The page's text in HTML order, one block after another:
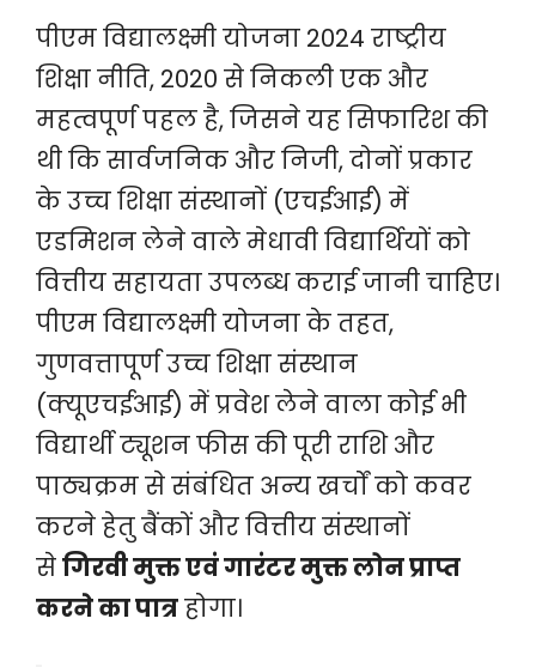
पीएम विद्यालक्ष्मी योजना 2024 राष्ट्रीय
शिक्षा नीति, 2020 से निकली एक और
महत्वपूर्ण पहल है, जिसने यह सिफारिश की
थी कि सार्वजनिक और निजी, दोनों प्रकार
के उच्च शिक्षा संस्थानों (एचईआई) में
एडमिशन लेने वाले मेधावी विद्यार्थियों को
वित्तीय सहायता उपलब्ध कराई जानी चाहिए।
पीएम विद्यालक्ष्मी योजना के तहत,
गुणवत्तापूर्ण उच्च शिक्षा संस्थान
(क्यूएचईआई) में प्रवेश लेने वाला कोई भी
विद्यार्थी ट्यूशन फीस की पूरी राशि और
पाठ्यक्रम से संबंधित अन्य खर्चों को कवर
करने हेतु बैंकों और वित्तीय संस्थानों
सेगिरवी मुक्त एवं गारंटर मुक्त लोन प्राप्त
करने का पात्रहोगा।